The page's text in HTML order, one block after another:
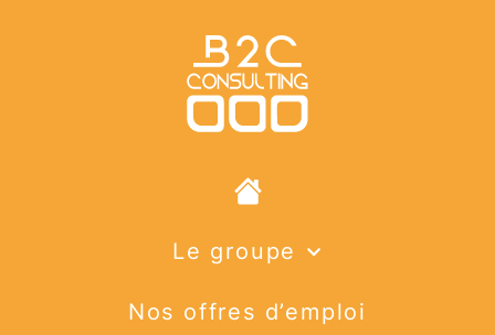
Le groupe
Nos offres d’emploi